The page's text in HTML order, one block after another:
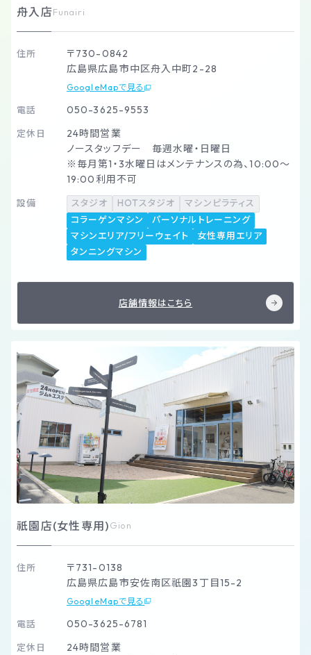
舟入店Funairi
住所
〒730-0842
広島県広島市中区舟入中町2-28
GoogleMapで見る
電話 050-3625-9553
定休日
24時間営業
ノースタッフデー 毎週水曜・日曜日
※毎月第1・3水曜日はメンテナンスの為、10:00～
19:00利用不可
設備 スタジオ HOTスタジオ
マシンピラティス
コラーゲンマシン
パーソナルトレーニング
マシンエリア/フリーウェイト
女性専用エリア
タンニングマシン
店舗情報はこちら
祇園店(女性専用)Gion
住所
〒731-0138
広島県広島市安佐南区祇園3丁目15-2
GoogleMapで見る
電話 050-3625-6781
定休日
24時間営業